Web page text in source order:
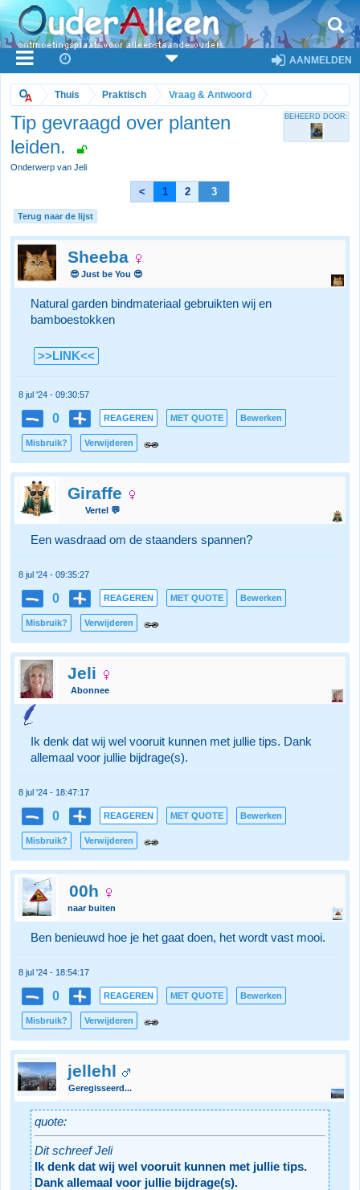
AANMELDEN
Thuis Praktisch Vraag & Antwoord
Tip gevraagd over planten
leiden.
Onderwerp van Jeli
BEHEERD DOOR:
< 1 2 3
Terug naar de lijst
Sheeba
😎 Just be You 😎
Natural garden bindmateriaal gebruikten wij en
bamboestokken
>>LINK<<
8 jul '24 - 09:30:57
0 REAGEREN MET QUOTE Bewerken
Misbruik? Verwijderen
Giraffe
Vertel 💬
Een wasdraad om de staanders spannen?
8 jul '24 - 09:35:27
0 REAGEREN MET QUOTE Bewerken
Misbruik? Verwijderen
Jeli
Abonnee
Ik denk dat wij wel vooruit kunnen met jullie tips. Dank
allemaal voor jullie bijdrage(s).
8 jul '24 - 18:47:17
0 REAGEREN MET QUOTE Bewerken
Misbruik? Verwijderen
00h
naar buiten
Ben benieuwd hoe je het gaat doen, het wordt vast mooi.
8 jul '24 - 18:54:17
0 REAGEREN MET QUOTE Bewerken
Misbruik? Verwijderen
jellehl
Geregisseerd...
quote:
Dit schreef Jeli
Ik denk dat wij wel vooruit kunnen met jullie tips.
Dank allemaal voor jullie bijdrage(s).